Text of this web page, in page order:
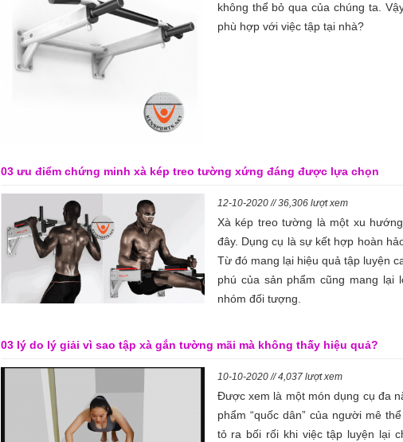
không thể bỏ qua của chúng ta.
phù hợp với việc tập tại nhà?
03 ưu điểm chứng minh xà kép treo tường xứng đáng được lựa chọn
12-10-2020 // 36,306 lượt xem
Xà kép treo tường là một xu
đây. Dụng cụ là sự kết hợp hoàn
Từ đó mang lại hiệu quả tập luyện
phú của sản phẩm cũng mang
nhóm đối tượng.
03 lý do lý giải vì sao tập xà gắn tường mãi mà không thấy hiệu quả?
10-10-2020 // 4,037 lượt xem
Được xem là một món dụng cụ đa
phẩm “quốc dân” của người mê
tỏ ra bối rối khi việc tập luyện lại